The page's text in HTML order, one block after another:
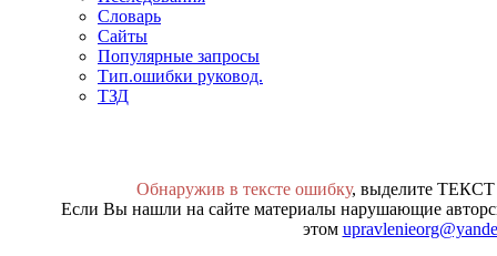
Словарь
Сайты
Популярные запросы
Тип.ошибки руковод.
ТЗД
Обнаружив в тексте ошибку, выделите
Если Вы нашли на сайте материалы нарушающие
этом